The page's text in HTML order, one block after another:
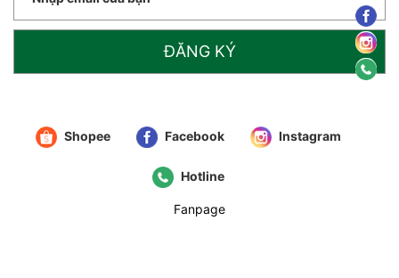
ĐĂNG KÝ
Shopee Facebook Instagram
Hotline
Fanpage